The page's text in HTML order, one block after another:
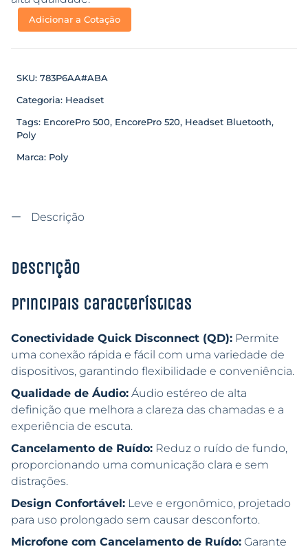
Adicionar a Cotação
SKU: 783P6AA#ABA
Categoria: Headset
Tags: EncorePro 500, EncorePro 520, Headset Bluetooth,
Poly
Marca: Poly
Descrição
Descrição
Principais características
Conectividade Quick Disconnect (QD): Permite
uma conexão rápida e fácil com uma variedade de
dispositivos, garantindo flexibilidade e conveniência.
Qualidade de Áudio: Áudio estéreo de alta
definição que melhora a clareza das chamadas e a
experiência de escuta.
Cancelamento de Ruído: Reduz o ruído de fundo,
proporcionando uma comunicação clara e sem
distrações.
Design Confortável: Leve e ergonômico, projetado
para uso prolongado sem causar desconforto.
Microfone com Cancelamento de Ruído: Garante